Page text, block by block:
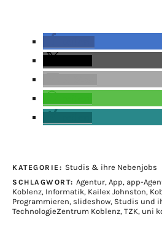
KATEGORIE: Studis & ihre Nebenjobs
SCHLAGWORT: Agentur, App, app-
Koblenz, Informatik, Kailex Johnston,
Programmieren, slideshow, Studis und
TechnologieZentrum Koblenz, TZK, uni